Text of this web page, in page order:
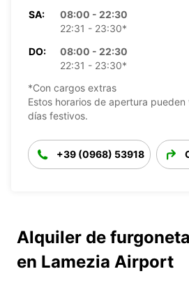
SA:
08:00 - 22:30
22:31 - 23:30*
DO:
08:00 - 22:30
22:31 - 23:30*
*Con cargos extras
Estos horarios de apertura
días festivos.
+39 (0968) 53918
Alquiler de
en Lamezia Airport